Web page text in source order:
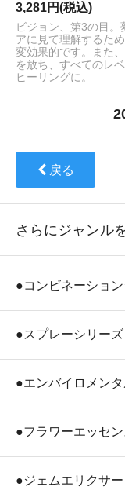
3,281円(税込)
ビジョン、第3の目。
アに見て理解するた
変効果的です。また
を放ち、すべてのレ
ヒーリングに。
戻る
さらにジャンル
●コンビネーショ
●スプレーシリーズ
●エンバイロメン
●フラワーエッセン
●ジェムエリクサー